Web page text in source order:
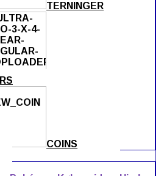
TERNINGER
COINS